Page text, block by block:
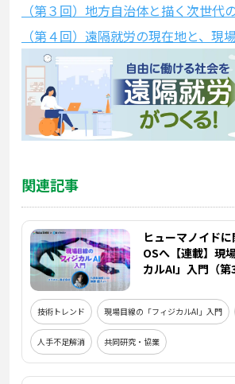
（第３回）地方自治体と描く次世代
（第４回）遠隔就労の現在地と、現
関連記事
ヒューマノイド
OSへ【連載】現
カルAI」入門（第3
技術トレンド 現場目線の「フィジカルAI」入門
人手不足解消 共同研究・協業